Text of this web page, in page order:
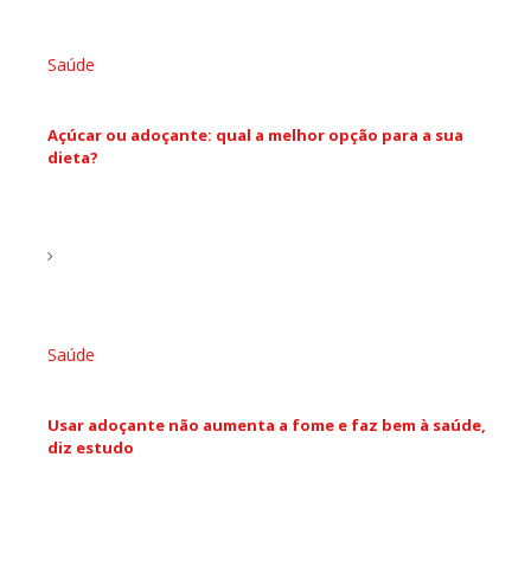
Saúde
Açúcar ou adoçante: qual a melhor opção para a sua
dieta?
Saúde
Usar adoçante não aumenta a fome e faz bem à saúde,
diz estudo